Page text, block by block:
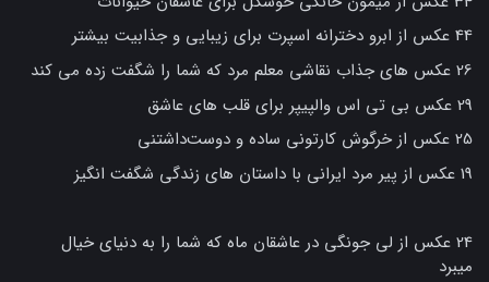
44 عکس از ابرو دخترانه اسپرت برای زیبایی و جذابیت بیشتر
26 عکس های جذاب نقاشی معلم مرد که شما را شگفت زده می کند
29 عکس بی تی اس والپیپر برای قلب های عاشق
25 عکس از خرگوش کارتونی ساده و دوست‌داشتنی
19 عکس از پیر مرد ایرانی با داستان های زندگی شگفت انگیز
24 عکس از لی جونگی در عاشقان ماه که شما را به دنیای خیال
میبرد